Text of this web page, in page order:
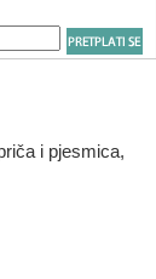
i pjesmica,